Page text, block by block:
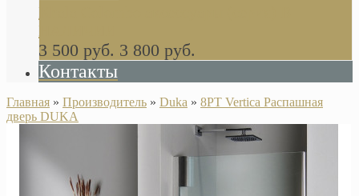
Khala Colombo аксессуары (серия) В
НАЛИЧИИ
3 500 руб. 3 800 руб.
Контакты
Главная » Производитель » Duka » 8PT Vertica Распашная
дверь DUKA